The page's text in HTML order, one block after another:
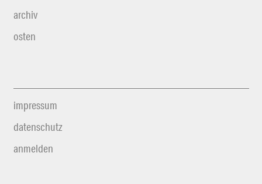
archiv
osten
impressum
datenschutz
anmelden